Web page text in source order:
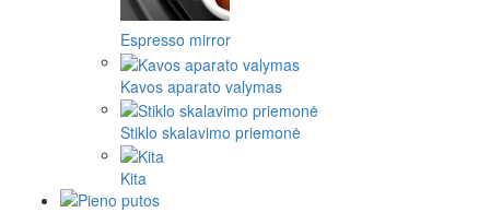
Espresso mirror
Kavos aparato valymas
Stiklo skalavimo priemonė
Kita